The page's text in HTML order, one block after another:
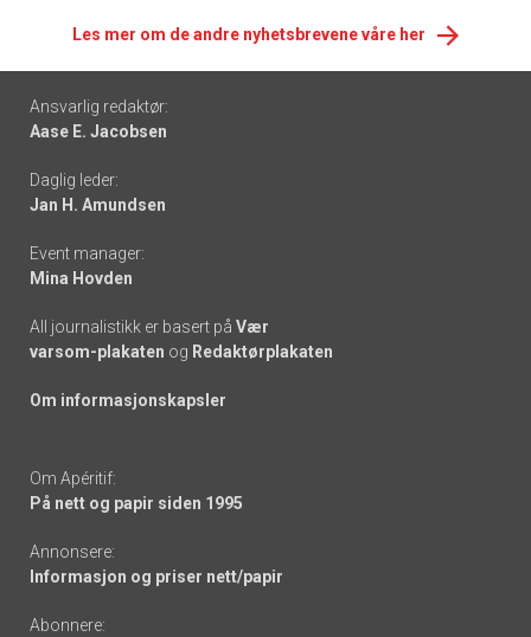
Les mer om de andre nyhetsbrevene våre her
Footer
-
links
Ansvarlig redaktør:
Aase E. Jacobsen
Daglig leder:
Jan H. Amundsen
Event manager:
Mina Hovden
All journalistikk er basert på Vær
varsom-plakaten og Redaktørplakaten
Om informasjonskapsler
Om Apéritif:
På nett og papir siden 1995
Annonsere:
Informasjon og priser nett/papir
Abonnere: